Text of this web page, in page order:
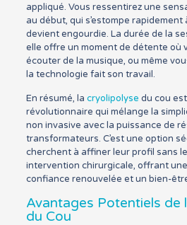
appliqué. Vous ressentirez une
au début, qui s’estompe rapidement
devient engourdie. La durée de la
elle offre un moment de détente où
écouter de la musique, ou même
la technologie fait son travail.
En résumé, la cryolipolyse du cou
révolutionnaire qui mélange la
non invasive avec la puissance de
transformateurs. C’est une option
cherchent à affiner leur profil sans
intervention chirurgicale, offrant
confiance renouvelée et un bien-
Avantages Potentiels de
du Cou